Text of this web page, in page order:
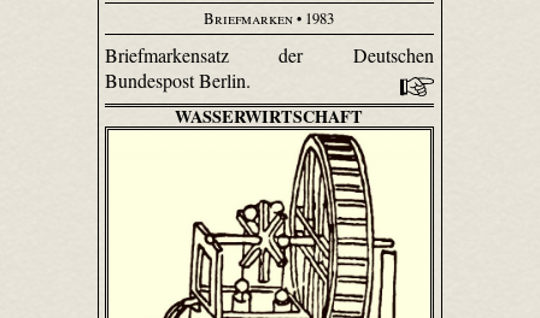
Briefmarken• 1983
Briefmarkensatz der Deutschen
Bundespost Berlin.
WASSERWIRTSCHAFT